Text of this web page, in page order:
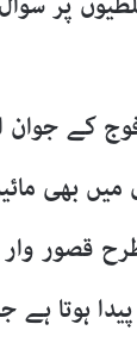
کے
بھی
قصور
ہوتا